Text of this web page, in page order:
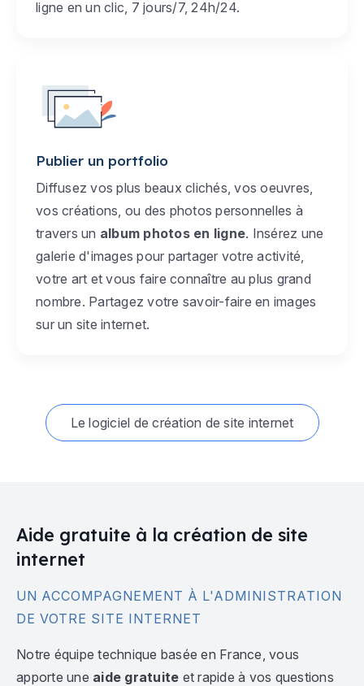
ligne en un clic, 7 jours/7, 24h/24.
Publier un portfolio
Diffusez vos plus beaux clichés, vos oeuvres,
vos créations, ou des photos personnelles à
travers un album photos en ligne. Insérez une
galerie d'images pour partager votre activité,
votre art et vous faire connaître au plus grand
nombre. Partagez votre savoir-faire en images
sur un site internet.
Le logiciel de création de site internet
Aide gratuite à la création de site
internet
UN ACCOMPAGNEMENT À L'ADMINISTRATION
DE VOTRE SITE INTERNET
Notre équipe technique basée en France, vous
apporte une aide gratuite et rapide à vos questions